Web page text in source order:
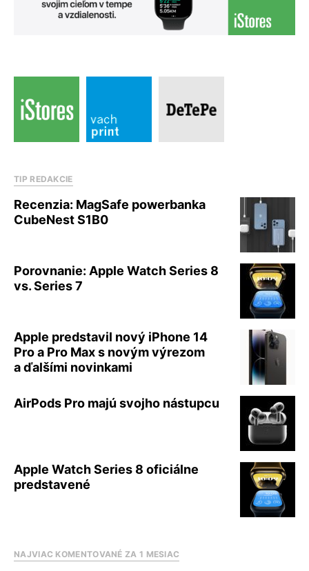
TIP REDAKCIE
Recenzia: MagSafe powerbanka
CubeNest S1B0
Porovnanie: Apple Watch Series 8
vs. Series 7
Apple predstavil nový iPhone 14
Pro a Pro Max s novým výrezom
a ďalšími novinkami
AirPods Pro majú svojho nástupcu
Apple Watch Series 8 oficiálne
predstavené
NAJVIAC KOMENTOVANÉ ZA 1 MESIAC